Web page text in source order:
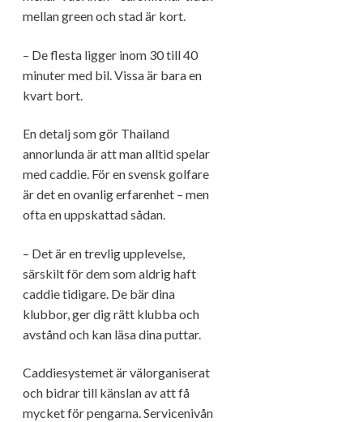
mellan green och stad är kort.
– De flesta ligger inom 30 till 40
minuter med bil. Vissa är bara en
kvart bort.
En detalj som gör Thailand
annorlunda är att man alltid spelar
med caddie. För en svensk golfare
är det en ovanlig erfarenhet – men
ofta en uppskattad sådan.
– Det är en trevlig upplevelse,
särskilt för dem som aldrig haft
caddie tidigare. De bär dina
klubbor, ger dig rätt klubba och
avstånd och kan läsa dina puttar.
Caddiesystemet är välorganiserat
och bidrar till känslan av att få
mycket för pengarna. Servicenivån